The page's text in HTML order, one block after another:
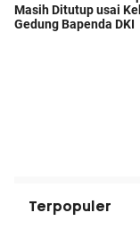
Terpopuler